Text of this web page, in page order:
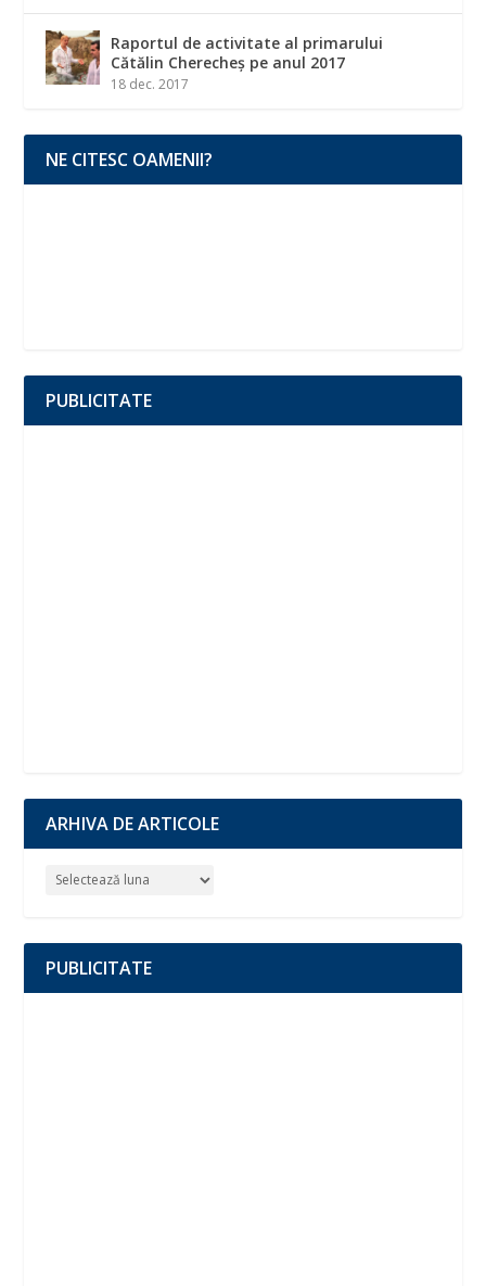
Raportul de activitate al primarului
Cătălin Cherecheș pe anul 2017
18 dec. 2017
NE CITESC OAMENII?
PUBLICITATE
ARHIVA DE ARTICOLE
PUBLICITATE